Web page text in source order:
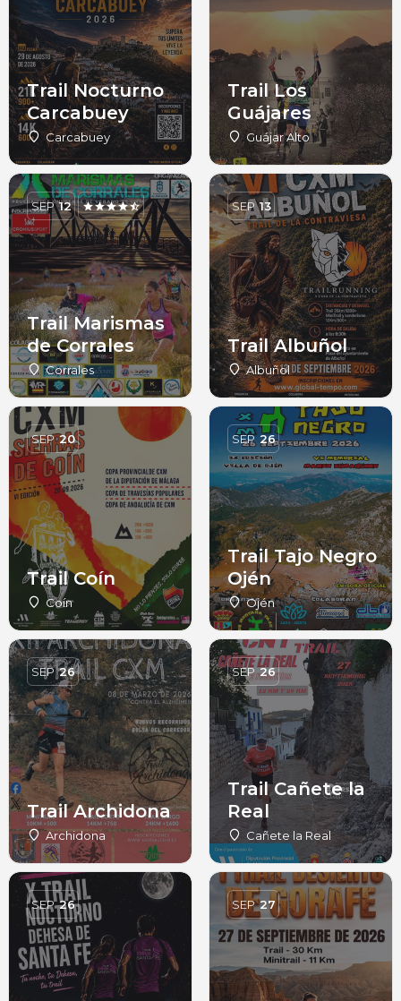
Trail Nocturno
Carcabuey
Carcabuey
Trail Los
Guájares
Guájar Alto
Trail Marismas
de Corrales
Corrales
SEP 12
Trail Albuñol
Albuñol
SEP 13
Trail Coín
Coín
SEP 20
Trail Tajo Negro
Ojén
Ojén
SEP 26
Trail Archidona
Archidona
SEP 26
Trail Cañete la
Real
Cañete la Real
SEP 26
SEP 26 SEP 27